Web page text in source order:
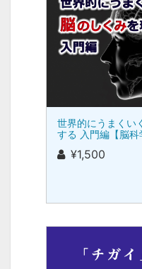
世界的にうまくい
する 入門編【脳
¥1,500